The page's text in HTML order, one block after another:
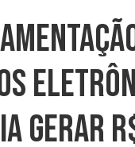
Gerar